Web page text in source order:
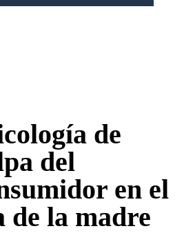
de
del
en el
de la madre